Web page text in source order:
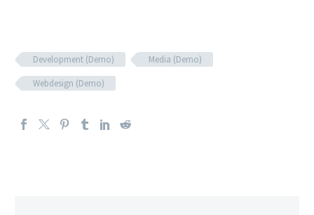
Development (Demo)
Media (Demo)
Webdesign (Demo)